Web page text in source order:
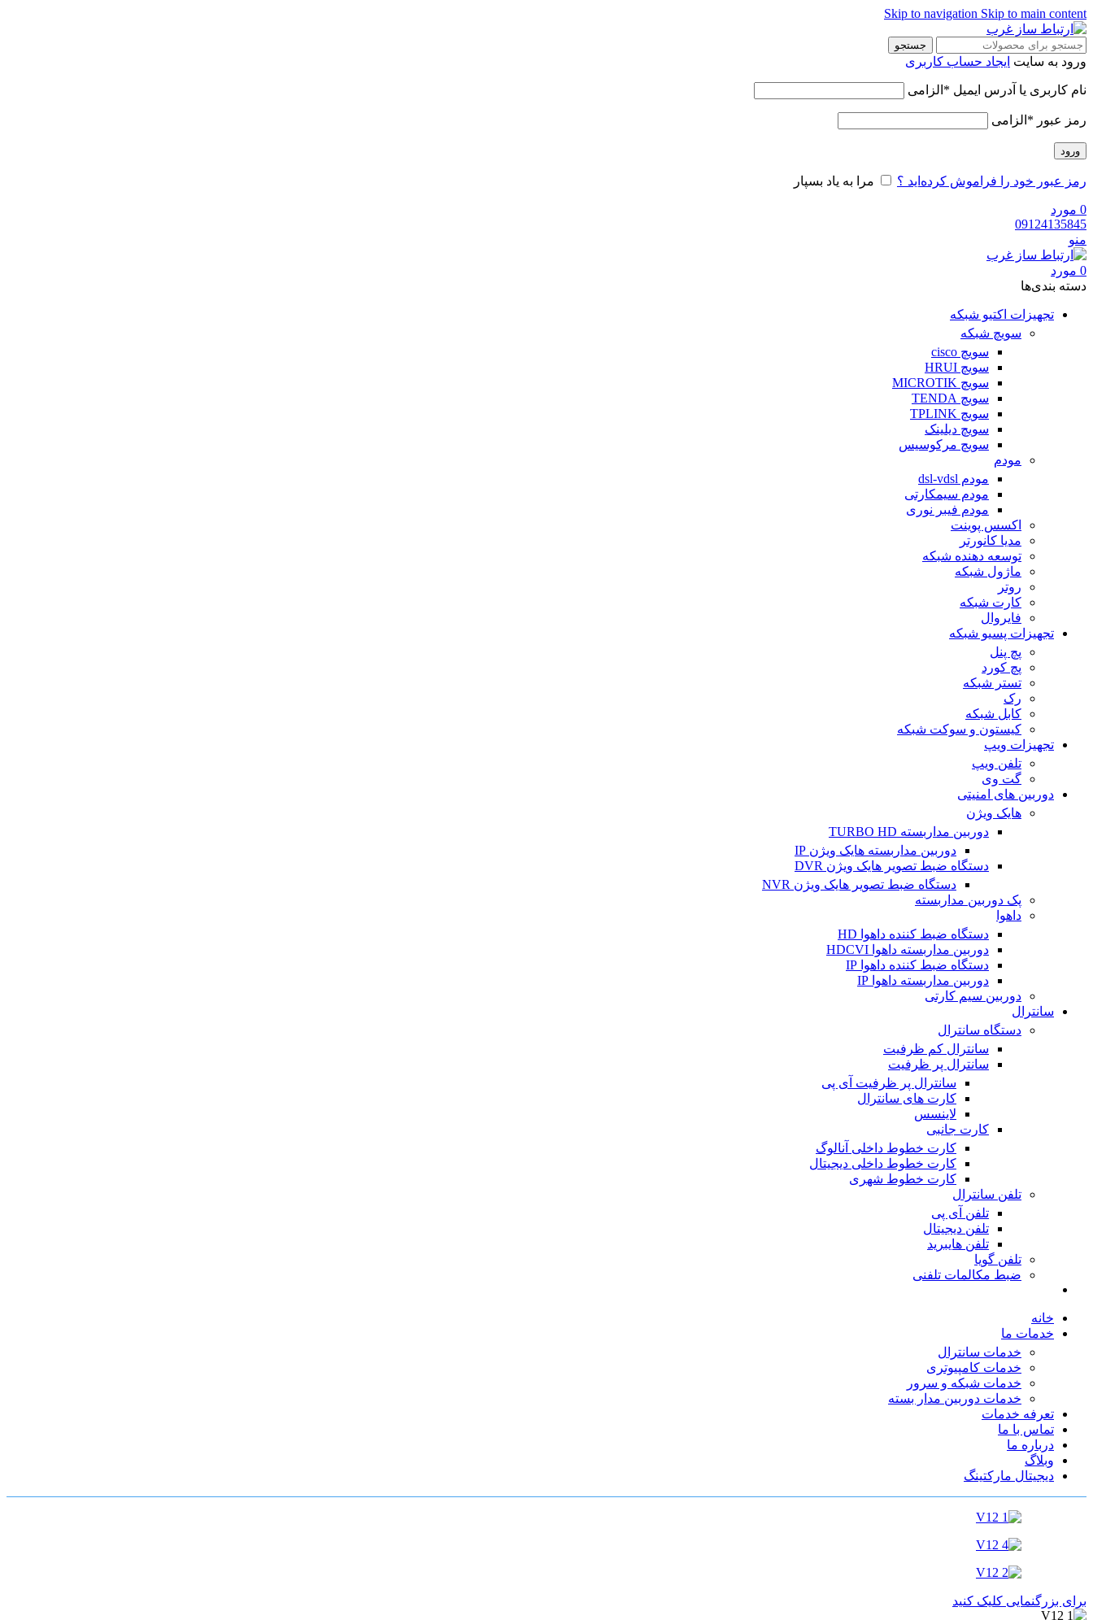
Skip to navigation Skip to main content
جستجو
ورود به سایت ایجاد حساب کاربری
نام کاربری یا آدرس ایمیل * الزامی
رمز عبور * الزامی
ورود
رمز عبور خود را فراموش کرده‌اید ؟ مرا به یاد بسپار
0 مورد
09124135845
منو
0 مورد
دسته‌ بندی‌ها
تجهیزات اکتیو شبکه
سویچ شبکه
سویچ cisco
سویچ HRUI
سویچ MICROTIK
سویچ TENDA
سویچ TPLINK
سویچ دیلینک
سویچ مرکوسیس
مودم
مودم dsl-vdsl
مودم سیمکارتی
مودم فیبر نوری
اکسس پوینت
مدیا کانورتر
توسعه دهنده شبکه
ماژول شبکه
روتر
کارت شبکه
فایروال
تجهیزات پسیو شبکه
پچ پنل
پچ کورد
تستر شبکه
رک
کابل شبکه
کیستون و سوکت شبکه
تجهیزات ویپ
تلفن ویپ
گت وی
دوربین های امنیتی
هایک ویژن
دوربین مداربسته TURBO HD
دوربین مداربسته هایک ویژن IP
دستگاه ضبط تصویر هایک ویژن DVR
دستگاه ضبط تصویر هایک ویژن NVR
پک دوربین مداربسته
داهوا
دستگاه ضبط کننده داهوا HD
دوربین مداربسته داهوا HDCVI
دستگاه ضبط کننده داهوا IP
دوربین مداربسته داهوا IP
دوربین سیم کارتی
سانترال
دستگاه سانترال
سانترال کم ظرفیت
سانترال پر ظرفیت
سانترال پر ظرفیت آی پی
کارت های سانترال
لاینسس
کارت جانبی
کارت خطوط داخلی آنالوگ
کارت خطوط داخلی دیجیتال
کارت خطوط شهری
تلفن سانترال
تلفن آی پی
تلفن دیجیتال
تلفن هایبرید
تلفن گویا
ضبط مکالمات تلفنی
خانه
خدمات ما
خدمات سانترال
خدمات کامپیوتری
خدمات شبکه و سرور
خدمات دوربین مدار بسته
تعرفه خدمات
تماس با ما
درباره ما
وبلاگ
دیجیتال مارکتینگ
برای بزرگنمایی کلیک کنید